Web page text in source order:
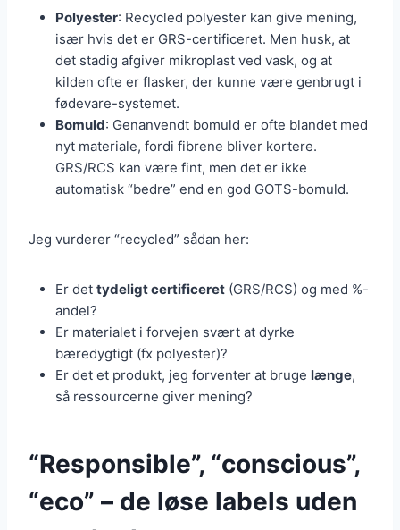
Polyester: Recycled polyester kan give mening,
især hvis det er GRS-certificeret. Men husk, at
det stadig afgiver mikroplast ved vask, og at
kilden ofte er flasker, der kunne være genbrugt i
fødevare-systemet.
Bomuld: Genanvendt bomuld er ofte blandet med
nyt materiale, fordi fibrene bliver kortere.
GRS/RCS kan være fint, men det er ikke
automatisk “bedre” end en god GOTS-bomuld.
Jeg vurderer “recycled” sådan her:
Er det tydeligt certificeret (GRS/RCS) og med %-
andel?
Er materialet i forvejen svært at dyrke
bæredygtigt (fx polyester)?
Er det et produkt, jeg forventer at bruge længe,
så ressourcerne giver mening?
“Responsible”, “conscious”,
“eco” – de løse labels uden